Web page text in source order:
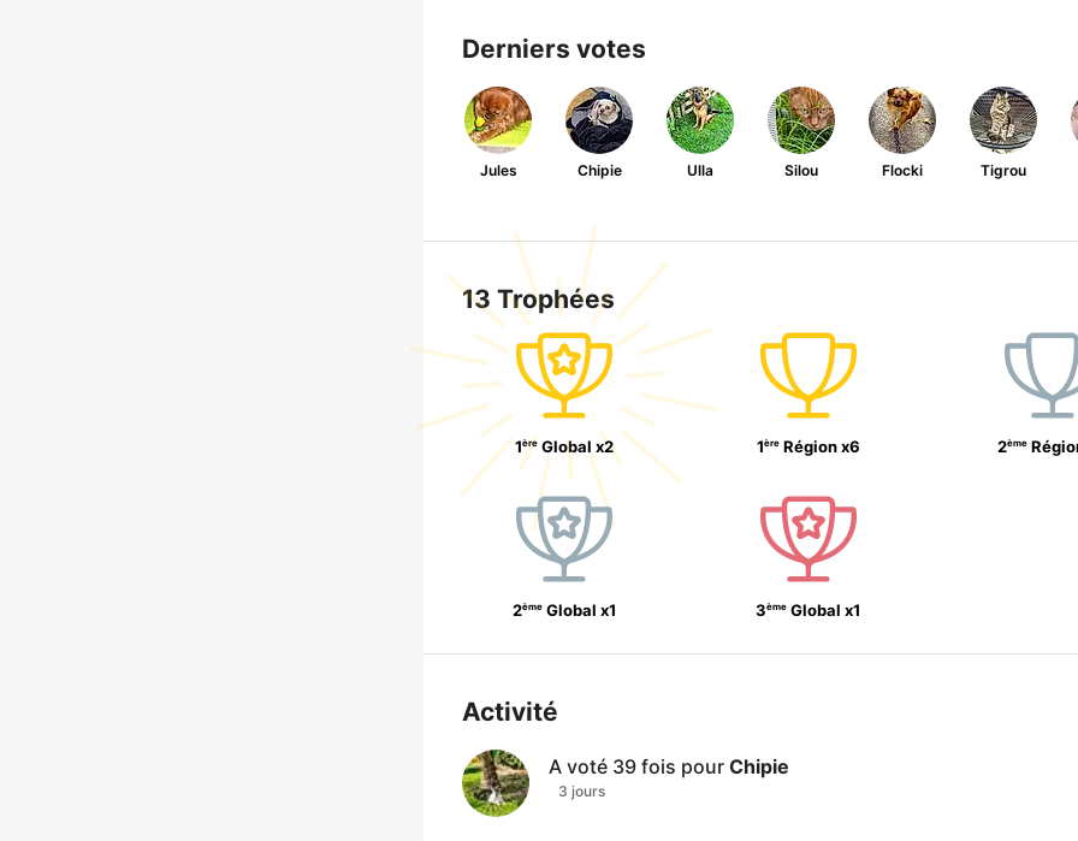
Derniers votes
Jules Chipie Ulla Silou Flocki Tigrou
13 Trophées
1ère Global x2 1ère Régionx6 2ème
2ème Global x1 3ème Global x1
Activité
A voté 39 fois pour Chipie
3 jours